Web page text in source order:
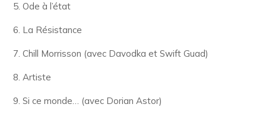
Ode à l’état
La Résistance
Chill Morrisson (avec Davodka et Swift Guad)
Artiste
Si ce monde… (avec Dorian Astor)